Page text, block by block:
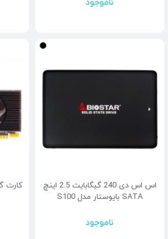
ناموجود
اس اس دی 240 گیگابایت 2.5 اینچ
SATA بایوستار مدل S100
ناموجود